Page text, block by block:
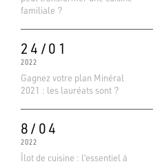
familiale ?
24/01
2022
Gagnez votre plan Minéral
2021 : les lauréats sont ?
8/04
2022
Îlot de cuisine : l’essentiel à